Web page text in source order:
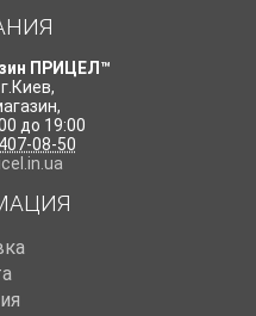
ПРИЦЕЛ™
г.Киев,
,
до 19:00
08-50